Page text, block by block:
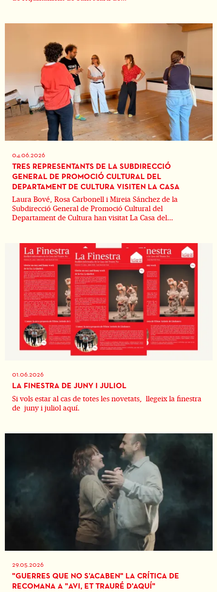
04.06.2026
TRES REPRESENTANTS DE LA SUBDIRECCIÓ
GENERAL DE PROMOCIÓ CULTURAL DEL
DEPARTAMENT DE CULTURA VISITEN LA CASA
Laura Bové, Rosa Carbonell i Mireia Sánchez de la
Subdirecció General de Promoció Cultural del
Departament de Cultura han visitat La Casa del...
01.06.2026
LA FINESTRA DE JUNY I JULIOL
Si vols estar al cas de totes les novetats, llegeix la finestra
de juny i juliol aquí.
29.05.2026
"GUERRES QUE NO S’ACABEN" LA CRÍTICA DE
RECOMANA A "AVI, ET TRAURÉ D'AQUÍ"